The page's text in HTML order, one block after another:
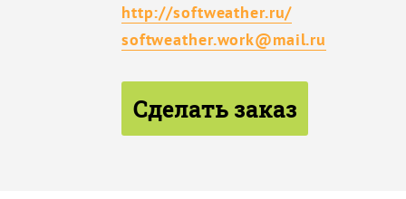
http://softweather.ru/
softweather.work@mail.ru
Сделать заказ